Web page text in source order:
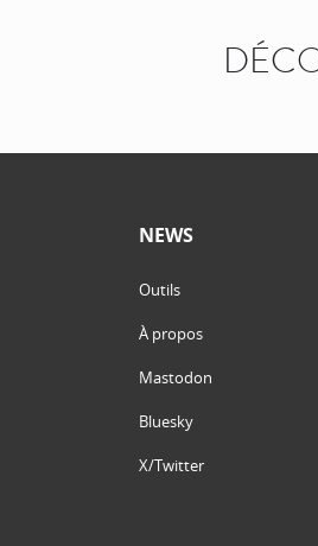
NEWS
Outils
À propos
Mastodon
Bluesky
X/Twitter